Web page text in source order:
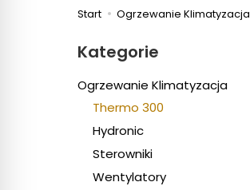
Start Ogrzewanie Klimatyzacja
Kategorie
Ogrzewanie Klimatyzacja
Thermo 300
Hydronic
Sterowniki
Wentylatory